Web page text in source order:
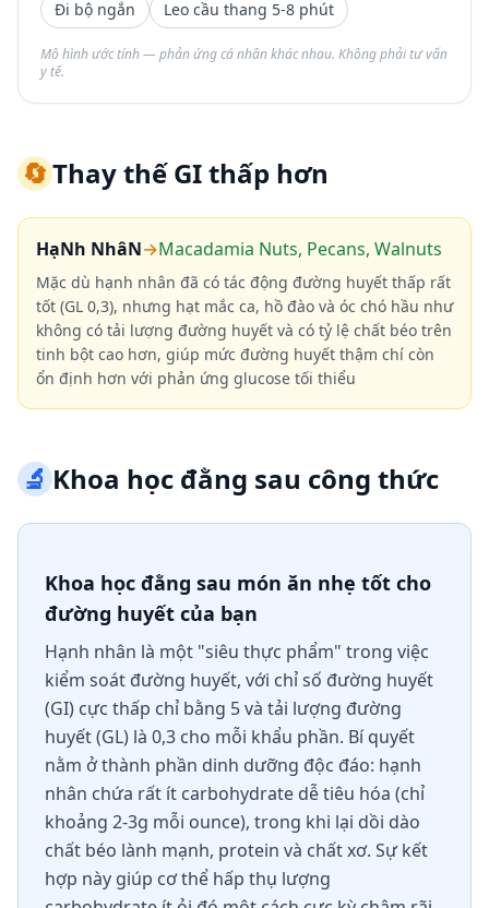
Đi bộ ngắn
Leo cầu thang 5-8 phút
Mô hình ước tính — phản ứng cá nhân khác nhau. Không phải tư vấn
y tế.
🔄Thay thế GI thấp hơn
HạNh NhâN→Macadamia Nuts, Pecans, Walnuts
Mặc dù hạnh nhân đã có tác động đường huyết thấp rất
tốt (GL 0,3), nhưng hạt mắc ca, hồ đào và óc chó hầu như
không có tải lượng đường huyết và có tỷ lệ chất béo trên
tinh bột cao hơn, giúp mức đường huyết thậm chí còn
ổn định hơn với phản ứng glucose tối thiểu
🔬Khoa học đằng sau công thức
Khoa học đằng sau món ăn nhẹ tốt cho
đường huyết của bạn
Hạnh nhân là một "siêu thực phẩm" trong việc
kiểm soát đường huyết, với chỉ số đường huyết
(GI) cực thấp chỉ bằng 5 và tải lượng đường
huyết (GL) là 0,3 cho mỗi khẩu phần. Bí quyết
nằm ở thành phần dinh dưỡng độc đáo: hạnh
nhân chứa rất ít carbohydrate dễ tiêu hóa (chỉ
khoảng 2-3g mỗi ounce), trong khi lại dồi dào
chất béo lành mạnh, protein và chất xơ. Sự kết
hợp này giúp cơ thể hấp thụ lượng